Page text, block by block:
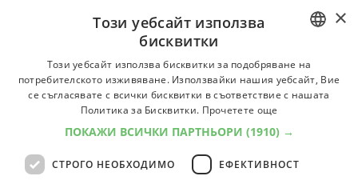
Специалности Професии
BULGARIAN
ENGLISH
×
Този уебсайт използва
бисквитки
Този уебсайт използва бисквитки за подобряване на
потребителското изживяване. Използвайки нашия уебсайт, Вие
се съгласявате с всички бисквитки в съответствие с нашата
Политика за Бисквитки. Прочетете още
ПОКАЖИ ВСИЧКИ ПАРТНЬОРИ (1910) →
СТРОГО НЕОБХОДИМО ЕФЕКТИВНОСТ